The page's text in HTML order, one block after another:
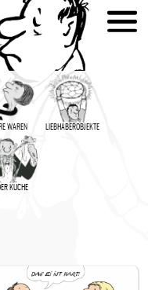
WAREN LIEBHABER­OBJEKTE
KÜCHE